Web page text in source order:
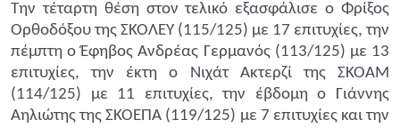
Την τέταρτη θέση στον τελικό εξασφάλισε ο Φρίξος
Ορθοδόξου της ΣΚΟΛΕΥ (115/125) με 17 επιτυχίες, την
πέμπτη ο Έφηβος Ανδρέας Γερμανός (113/125) με 13
επιτυχίες, την έκτη ο Νιχάτ Ακτερζί της ΣΚΟΑΜ
(114/125) με 11 επιτυχίες, την έβδομη ο Γιάννης
Αηλιώτης της ΣΚΟΕΠΑ (119/125) με 7 επιτυχίες και την